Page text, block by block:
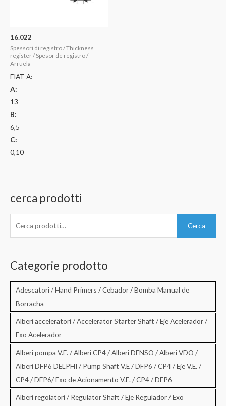
16.022
Spessori di registro / Thickness
register / Spesor de registro /
Arruela
FIAT A: –
A:
13
B:
6,5
C:
0,10
cerca prodotti
c
Cerca
Categorie prodotto
Adescatori / Hand Primers / Cebador / Bomba Manual de
Borracha
Alberi acceleratori / Accelerator Starter Shaft / Eje Acelerador /
Exo Acelerador
Alberi pompa V.E. / Alberi CP4 / Alberi DENSO / Alberi VDO /
Alberi DFP6 DELPHI / Pump Shaft V.E / DFP6 / CP4 / Eje V.E. /
CP4 / DFP6/ Exo de Acionamento V.E. / CP4 / DFP6
Alberi regolatori / Regulator Shaft / Eje Regulador / Exo